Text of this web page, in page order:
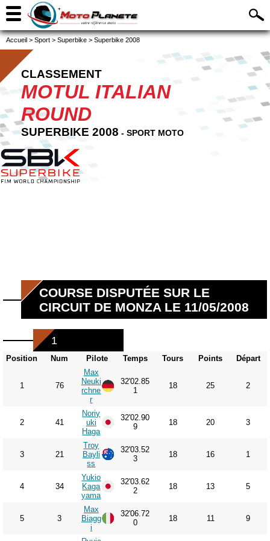
Accueil > Sport > Superbike > Superbike 2008
CLASSEMENT
MOTUL ITALIAN
ROUND
SUPERBIKE 2008 - SPORT MOTO
COURSE DISPUTÉE SUR LE
CIRCUIT DE MONZA LE 11/05/2008
1
Position Num Pilote Temps Tours Points Départ
1 76
Max
Neuki
rchne
r
32'02.85
1
18 25 2
2 41
Noriy
uki
Haga
32'02.90
9
18 20 3
3 21
Troy
Bayli
ss
32'03.52
3
18 16 1
4 34
Yukio
Kaga
yama
32'03.62
2
18 13 5
5 3
Max
Biagg
i
32'06.72
0
18 11 9